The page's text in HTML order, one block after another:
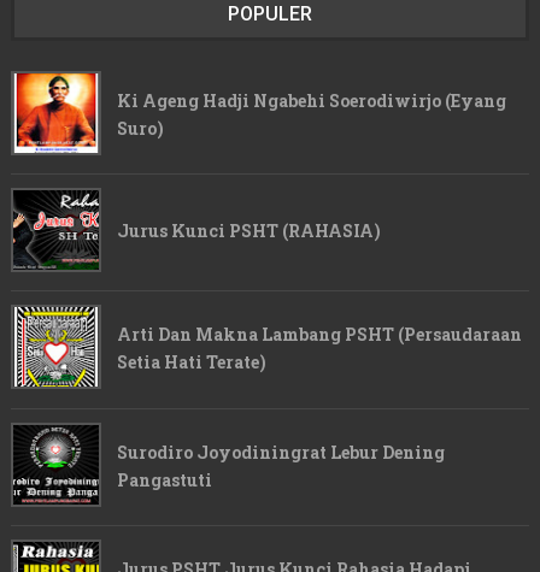
POPULER
Ki Ageng Hadji Ngabehi Soerodiwirjo (Eyang
Suro)
Jurus Kunci PSHT (RAHASIA)
Arti Dan Makna Lambang PSHT (Persaudaraan
Setia Hati Terate)
Surodiro Joyodiningrat Lebur Dening
Pangastuti